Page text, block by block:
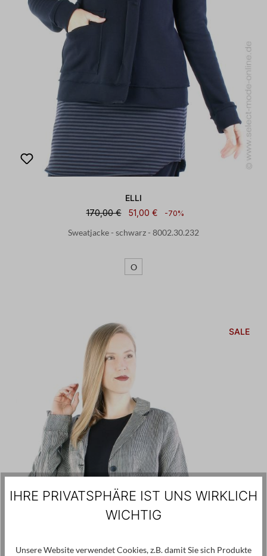
ELLI
170,00 €
51,00 € -70%
Sweatjacke - schwarz - 8002.30.232
O
SALE
IHRE PRIVATSPHÄRE IST UNS WIRKLICH
WICHTIG
Unsere Website verwendet Cookies, z.B. damit Sie sich Produkte